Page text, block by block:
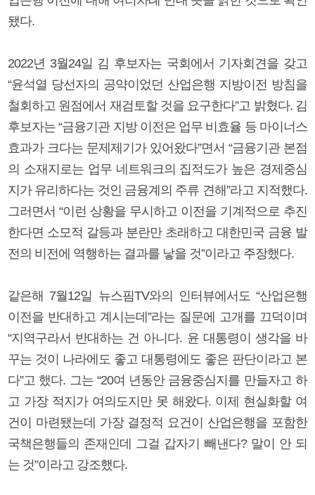
됐다.
2022년 3월24일 김 후보자는 국회에서 기자회견을 갖고
“윤석열 당선자의 공약이었던 산업은행 지방이전 방침을
철회하고 원점에서 재검토할 것을 요구한다”고 밝혔다. 김
후보자는 “금융기관 지방 이전은 업무 비효율 등 마이너스
효과가 크다는 문제제기가 있어왔다”면서 “금융기관 본점
의 소재지로는 업무 네트워크의 집적도가 높은 경제중심
지가 유리하다는 것인 금융계의 주류 견해”라고 지적했다.
그러면서 “이런 상황을 무시하고 이전을 기계적으로 추진
한다면 소모적 갈등과 분란만 초래하고 대한민국 금융 발
전의 비전에 역행하는 결과를 낳을 것”이라고 주장했다.
같은해 7월12일 뉴스핌TV와의 인터뷰에서도 “산업은행
이전을 반대하고 계시는데”라는 질문에 고개를 끄덕이며
“지역구라서 반대하는 건 아니다. 윤 대통령이 생각을 바
꾸는 것이 나라에도 좋고 대통령에도 좋은 판단이라고 본
다”고 했다. 그는 “20여 년동안 금융중심지를 만들자고 하
고 가장 적지가 여의도지만 못 해왔다. 이제 현실화할 여
건이 마련됐는데 가장 결정적 요건이 산업은행을 포함한
국책은행들의 존재인데 그걸 갑자기 빼낸다? 말이 안 되
는 것”이라고 강조했다.